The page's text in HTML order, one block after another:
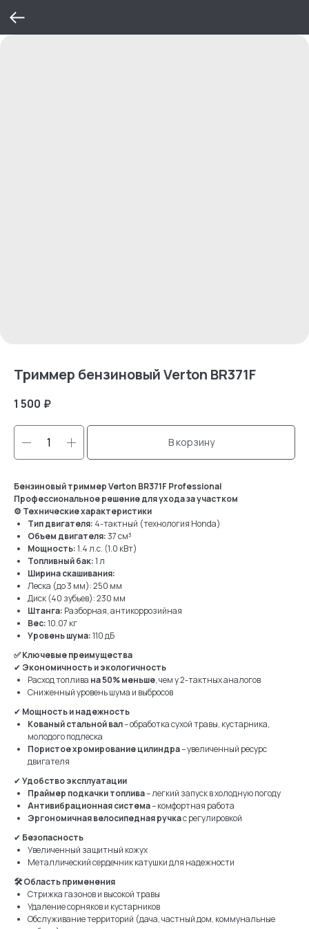
Триммер бензиновый Verton BR371F
1 500 ₽
В корзину
Бензиновый триммер Verton BR371F Professional
Профессиональное решение для ухода за участком
⚙ Технические характеристики
Тип двигателя: 4-тактный (технология Honda)
Объем двигателя:37 см³
Мощность:1.4 л.с. (1.0 кВт)
Топливный бак:1 л
Ширина скашивания:
Леска (до 3 мм): 250 мм
Диск (40 зубьев): 230 мм
Штанга: Разборная, антикоррозийная
Вес:10.07 кг
Уровень шума:110 дБ
✅ Ключевые преимущества
✔ Экономичность и экологичность
Расход топлива на 50% меньше, чем у 2-тактных аналогов
Сниженный уровень шума и выбросов
✔ Мощность и надежность
Кованый стальной вал– обработка сухой травы, кустарника,
молодого подлеска
Пористое хромирование цилиндра– увеличенный ресурс
двигателя
✔Удобство эксплуатации
Праймер подкачки топлива– легкий запуск в холодную погоду
Антивибрационная система– комфортная работа
Эргономичная велосипедная ручкас регулировкой
✔ Безопасность
Увеличенный защитный кожух
Металлический сердечник катушки для надежности
🛠 Область применения
Стрижка газонов и высокой травы
Удаление сорняков и кустарников
Обслуживание территорий (дача, частный дом, коммунальные